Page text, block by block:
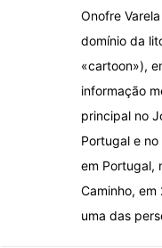
Onofre
domínio da
«cartoon»),
informação
principal no
Portugal e
em Portugal,
Caminho,
uma das